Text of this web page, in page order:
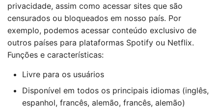
privacidade, assim como acessar sites que são
censurados ou bloqueados em nosso país. Por
exemplo, podemos acessar conteúdo exclusivo de
outros países para plataformas Spotify ou Netflix.
Funções e características:
Livre para os usuários
Disponível em todos os principais idiomas (inglês,
espanhol, francês, alemão, francês, alemão)